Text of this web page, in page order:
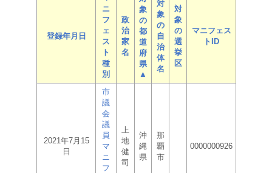
登録年月日
ニ
フ
ェ
ス
ト
種
別
政
治
家
名
象
の
都
道
府
県
▲
対
象
の
自
治
体
名
対
象
の
選
挙
区
マニフェス
トID
2021年7月15
日
市
議
会
議
員
マ
ニ
フ
上
地
健
司
沖
縄
県
那
覇
市
0000000926